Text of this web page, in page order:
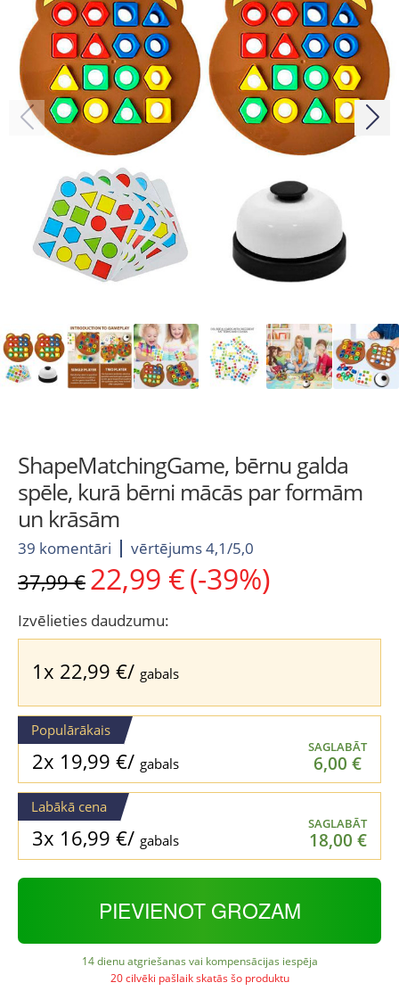
ShapeMatchingGame, bērnu galda
spēle, kurā bērni mācās par formām
un krāsām
39 komentāri vērtējums 4,1/5,0
37,99€ Original
price
was:
37,99 €.
22,99 € Current
price
22,99 €.
(-39%)
Izvēlieties daudzumu:
1x 22,99 €/ gabals
Populārākais
2x 19,99 €/ gabals
SAGLABĀT
6,00 €
Labākā cena
3x 16,99 €/ gabals
SAGLABĀT
18,00 €
PIEVIENOT GROZAM
14 dienu atgriešanas vai kompensācijas iespēja
20 cilvēki pašlaik skatās šo produktu